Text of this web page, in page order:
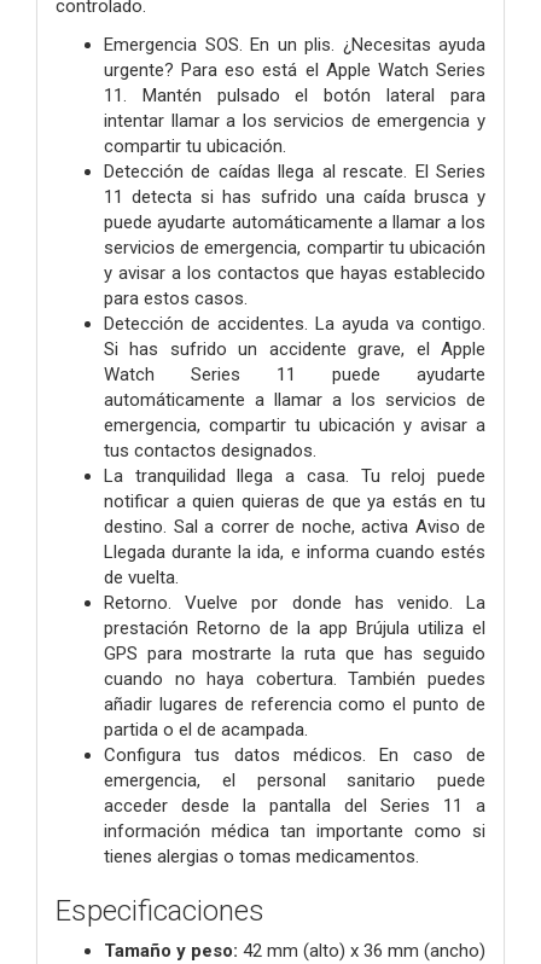
controlado.
Emergencia SOS. En un plis. ¿Necesitas ayuda
urgente? Para eso está el Apple Watch Series
11. Mantén pulsado el botón lateral para
intentar llamar a los servicios de emergencia y
compartir tu ubicación.
Detección de caídas llega al rescate. El Series
11 detecta si has sufrido una caída brusca y
puede ayudarte automáticamente a llamar a los
servicios de emergencia, compartir tu ubicación
y avisar a los contactos que hayas establecido
para estos casos.
Detección de accidentes. La ayuda va contigo.
Si has sufrido un accidente grave, el Apple
Watch Series 11 puede ayudarte
automáticamente a llamar a los servicios de
emergencia, compartir tu ubicación y avisar a
tus contactos designados.
La tranquilidad llega a casa. Tu reloj puede
notificar a quien quieras de que ya estás en tu
destino. Sal a correr de noche, activa Aviso de
Llegada durante la ida, e informa cuando estés
de vuelta.
Retorno. Vuelve por donde has venido. La
prestación Retorno de la app Brújula utiliza el
GPS para mostrarte la ruta que has seguido
cuando no haya cobertura. También puedes
añadir lugares de referencia como el punto de
partida o el de acampada.
Configura tus datos médicos. En caso de
emergencia, el personal sanitario puede
acceder desde la pantalla del Series 11 a
información médica tan importante como si
tienes alergias o tomas medicamentos.
Especificaciones
Tamaño y peso: 42 mm (alto) x 36 mm (ancho)